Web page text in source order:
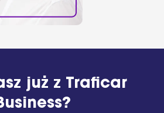
już z Traficar